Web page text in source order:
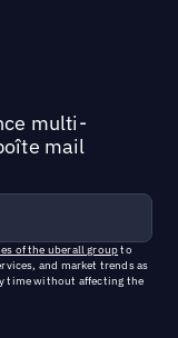
multi-
mail
of the uberall groupto
and market trends as
time without affecting the